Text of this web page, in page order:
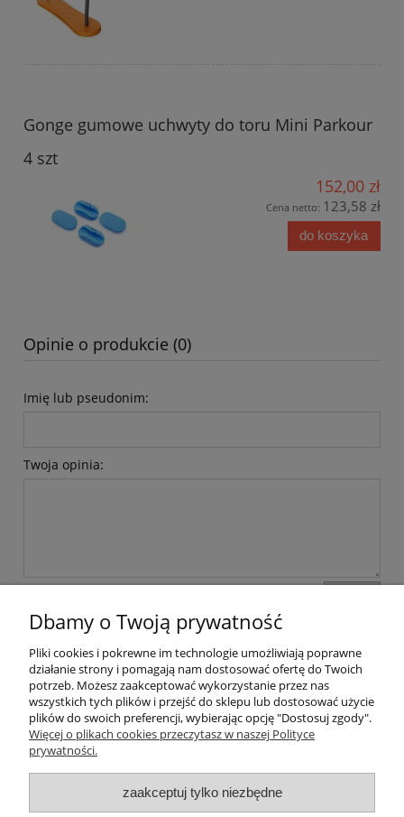
Gonge gumowe uchwyty do toru Mini Parkour
4 szt
152,00 zł
Cena netto: 123,58 zł
do koszyka
Opinie o produkcie (0)
Imię lub pseudonim:
Twoja opinia:
Pomoc
Dostawa
Gwarancja i zwroty
Dbamy o Twoją prywatność
Pliki cookies i pokrewne im technologie umożliwiają poprawne
działanie strony i pomagają nam dostosować ofertę do Twoich
potrzeb. Możesz zaakceptować wykorzystanie przez nas
wszystkich tych plików i przejść do sklepu lub dostosować użycie
plików do swoich preferencji, wybierając opcję "Dostosuj zgody".
Więcej o plikach cookies przeczytasz w naszej Polityce
prywatności.
zaakceptuj tylko niezbędne